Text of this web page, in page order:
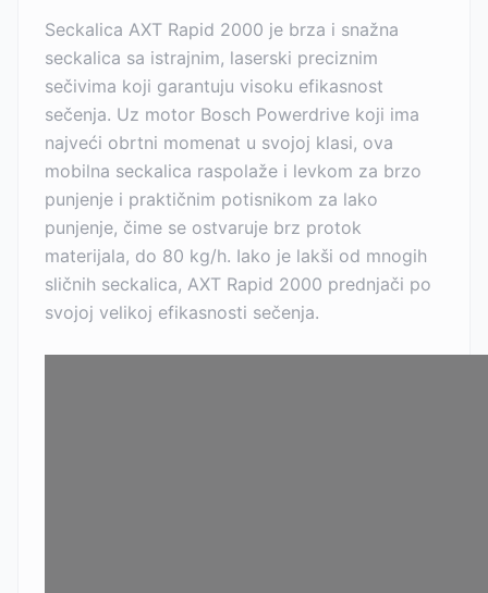
Seckalica AXT Rapid 2000 je brza i snažna
seckalica sa istrajnim, laserski preciznim
sečivima koji garantuju visoku efikasnost
sečenja. Uz motor Bosch Powerdrive koji ima
najveći obrtni momenat u svojoj klasi, ova
mobilna seckalica raspolaže i levkom za brzo
punjenje i praktičnim potisnikom za lako
punjenje, čime se ostvaruje brz protok
materijala, do 80 kg/h. Iako je lakši od mnogih
sličnih seckalica, AXT Rapid 2000 prednjači po
svojoj velikoj efikasnosti sečenja.